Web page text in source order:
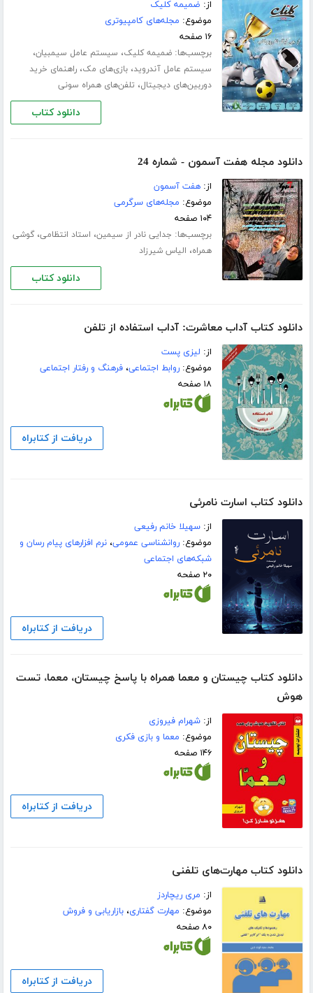
از: ضمیمه کلیک
موضوع: مجله‌های کامپیوتری
۱۶ صفحه
برچسب‌ها:ضمیمه کلیک، سیستم عامل سیمبیان،
سیستم عامل آندروید،بازی‌های مک،راهنمای خرید
دوربین‌های دیجیتال، تلفن‌های همراه سونی
دانلود کتاب
دانلود مجله هفت آسمون - شماره 24
از:هفت آسمون
موضوع: مجله‌های سرگرمی
۱۰۴ صفحه
برچسب‌ها: جدایی نادر از سیمین، استاد انتظامی،گوشی
همراه، الیاس شیرزاد
دانلود کتاب
دانلود کتاب آداب معاشرت: آداب استفاده از تلفن
از: لیزی پست
موضوع:روابط اجتماعی،فرهنگ و رفتار اجتماعی
۱۸ صفحه
دریافت از کتابراه
دانلود کتاب اسارت نامرئی
از:سهیلا خانم رفیعی
موضوع:روانشناسی عمومی،نرم افزارهای پیام رسان و
شبکه‌های اجتماعی
۲۰ صفحه
دریافت از کتابراه
دانلود کتاب چیستان و معما همراه با پاسخ چیستان، معما، تست
هوش
از:شهرام فیروزی
موضوع: معما و بازی فکری
۱۴۶ صفحه
دریافت از کتابراه
دانلود کتاب مهارت‌های تلفنی
از: مری ریچاردز
موضوع: مهارت گفتاری،بازاریابی و فروش
۸۰ صفحه
دریافت از کتابراه